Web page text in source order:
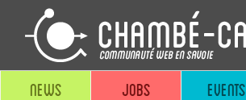
News Jobs Events